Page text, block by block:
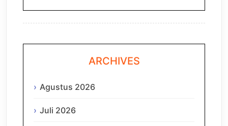
ARCHIVES
Agustus 2026
Juli 2026